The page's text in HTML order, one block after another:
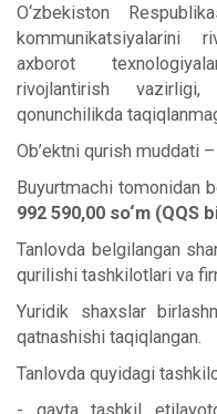
O‘zbekiston
kommunikatsiyalarini
axborot
rivojlantirish
qonunchilikda
Ob’ektni qurish muddati
Buyurtmachi tomonidan
992 590,00 so‘m (QQS
Tanlovda belgilangan
qurilishi tashkilotlari va
Yuridik shaxslar
qatnashishi taqiqlangan.
Tanlovda quyidagi
- qayta tashkil